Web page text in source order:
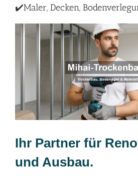
✔️Maler, Decken,
Ihr Partner für
und Ausbau.